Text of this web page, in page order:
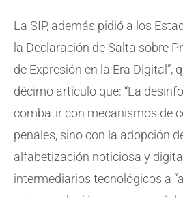
La SIP, además pidió a los
la Declaración de Salta sobre
de Expresión en la Era Digital”,
décimo artículo que: “La
combatir con mecanismos de
penales, sino con la adopción
alfabetización noticiosa y
intermediarios tecnológicos a